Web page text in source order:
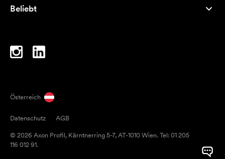
Careers
Bestseller
Inspiration
Beliebt
Notizbücher
Regenschirme
Österreich
Datenschutz
AGB
© 2026 Axon Profil, Kärntnerring 5-7, AT-1010 Wien. Tel: 01 205
116 012 91.